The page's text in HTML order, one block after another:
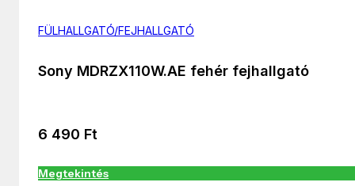
FÜLHALLGATÓ/FEJHALLGATÓ
Sony MDRZX110W.AE fehér fejhallgató
6 490 Ft
Megtekintés